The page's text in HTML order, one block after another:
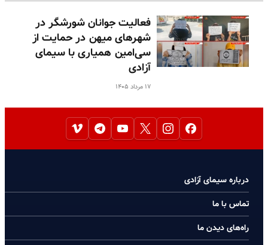
فعالیت جوانان شورشگر در
شهرهای میهن در حمایت از
سی‌امین همیاری با سیمای
آزادی
۱۷ مرداد ۱۴۰۵
درباره سیمای آزادی
تماس با ما
راه‌های دیدن ما